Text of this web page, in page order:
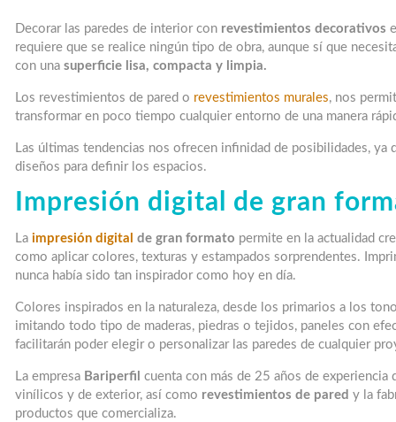
Decorar las paredes de interior con revestimientos decorativos
requiere que se realice ningún tipo de obra, aunque sí que
con unasuperficie lisa, compacta y limpia.
Los revestimientos de pared o revestimientos murales, nos
transformar en poco tiempo cualquier entorno de una manera
Las últimas tendencias nos ofrecen infinidad de posibilidades, ya
diseños para definir los espacios.
Impresión digital de gran
Laimpresión digital de gran formato permite en la actualidad
como aplicar colores, texturas y estampados sorprendentes.
nunca había sido tan inspirador como hoy en día.
Colores inspirados en la naturaleza, desde los primarios a los
imitando todo tipo de maderas, piedras o tejidos, paneles con
facilitarán poder elegir o personalizar las paredes de cualquier
La empresa Bariperfil cuenta con más de 25 años de
vinílicos y de exterior, así como revestimientos de pared y la
productos que comercializa.